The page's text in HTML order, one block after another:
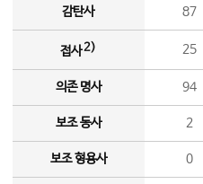
감탄사 87
접사2) 25
의존 명사 94
보조 동사 2
보조 형용사 0